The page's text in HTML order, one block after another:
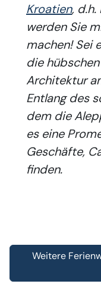
Kroatien, d.h.
werden Sie
machen! Sei
die
Architektur
Entlang des
dem die
es eine
Geschäfte,
finden.
Weitere